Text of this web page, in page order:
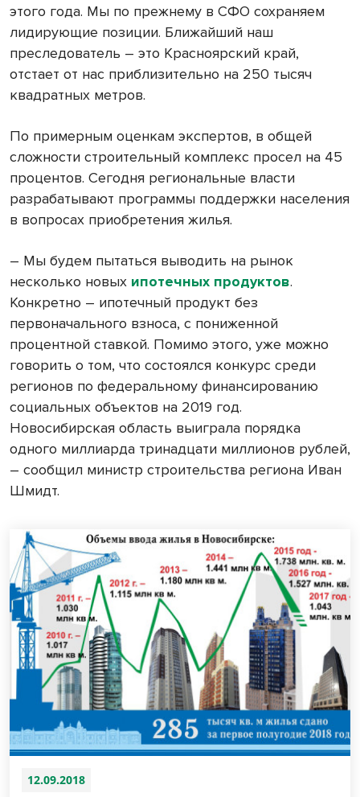
этого года. Мы по прежнему в СФО сохраняем
лидирующие позиции. Ближайший наш
преследователь – это Красноярский край,
отстает от нас приблизительно на 250 тысяч
квадратных метров.
По примерным оценкам экспертов, в общей
сложности строительный комплекс просел на 45
процентов. Сегодня региональные власти
разрабатывают программы поддержки населения
в вопросах приобретения жилья.
– Мы будем пытаться выводить на рынок
несколько новых ипотечных продуктов.
Конкретно – ипотечный продукт без
первоначального взноса, с пониженной
процентной ставкой. Помимо этого, уже можно
говорить о том, что состоялся конкурс среди
регионов по федеральному финансированию
социальных объектов на 2019 год.
Новосибирская область выиграла порядка
одного миллиарда тринадцати миллионов рублей,
– сообщил министр строительства региона Иван
Шмидт.
12.09.2018